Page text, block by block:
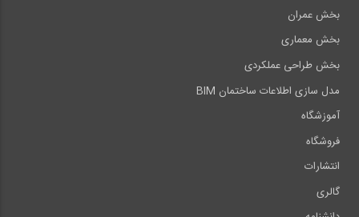
بخش عمران
بخش معماری
بخش طراحی عملکردی
مدل سازی اطلاعات ساختمان BIM
آموزشگاه
فروشگاه
انتشارات
گالری